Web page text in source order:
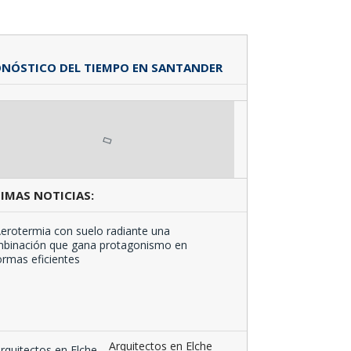
DEL TIEMPO EN SANTANDER
NOTICIAS:
Arquitectos en Elche